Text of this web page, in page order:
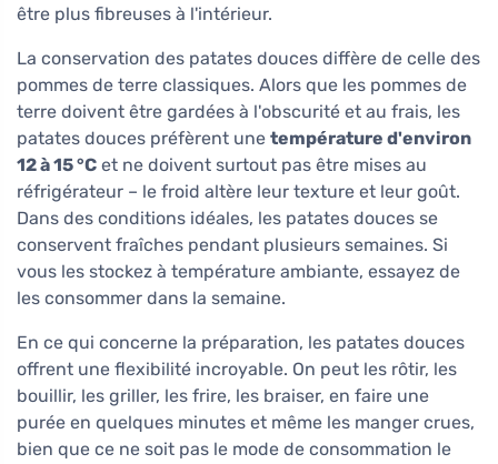
être plus fibreuses à l'intérieur.
La conservation des patates douces diffère de celle des
pommes de terre classiques. Alors que les pommes de
terre doivent être gardées à l'obscurité et au frais, les
patates douces préfèrent une température d'environ
12 à 15 °C et ne doivent surtout pas être mises au
réfrigérateur – le froid altère leur texture et leur goût.
Dans des conditions idéales, les patates douces se
conservent fraîches pendant plusieurs semaines. Si
vous les stockez à température ambiante, essayez de
les consommer dans la semaine.
En ce qui concerne la préparation, les patates douces
offrent une flexibilité incroyable. On peut les rôtir, les
bouillir, les griller, les frire, les braiser, en faire une
purée en quelques minutes et même les manger crues,
bien que ce ne soit pas le mode de consommation le